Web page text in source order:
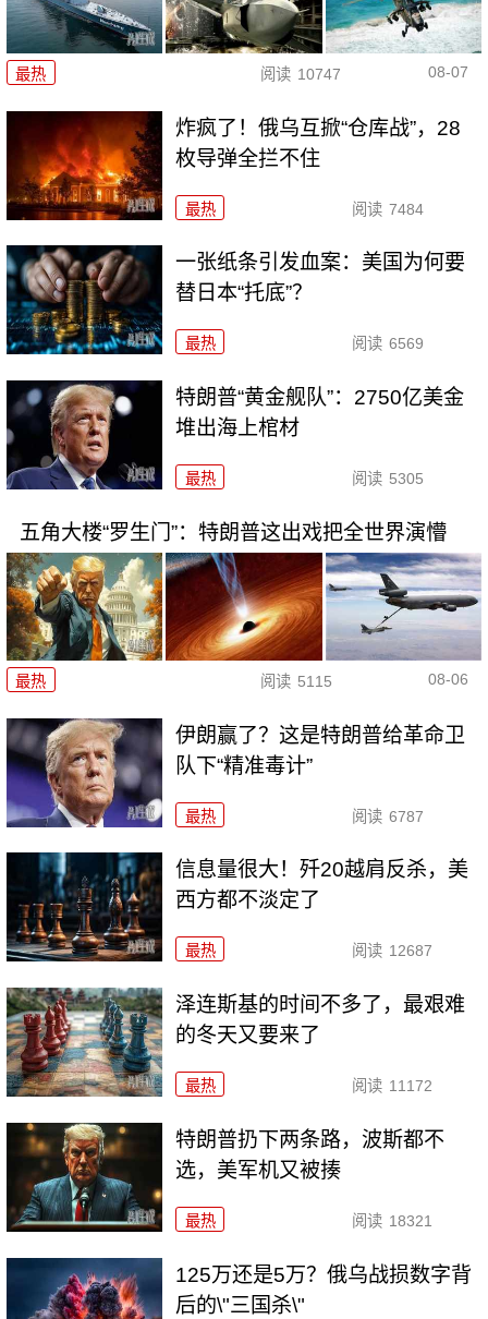
最热 阅读 10747 08-07
炸疯了！俄乌互掀“仓库战”，28
枚导弹全拦不住
最热 阅读 7484
一张纸条引发血案：美国为何要
替日本“托底”？
最热 阅读 6569
特朗普“黄金舰队”：2750亿美金
堆出海上棺材
最热 阅读 5305
五角大楼“罗生门”：特朗普这出戏把全世界演懵
最热 阅读 5115 08-06
伊朗赢了？这是特朗普给革命卫
队下“精准毒计”
最热 阅读 6787
信息量很大！歼20越肩反杀，美
西方都不淡定了
最热 阅读 12687
泽连斯基的时间不多了，最艰难
的冬天又要来了
最热 阅读 11172
特朗普扔下两条路，波斯都不
选，美军机又被揍
最热 阅读 18321
125万还是5万？俄乌战损数字背
后的\"三国杀\"